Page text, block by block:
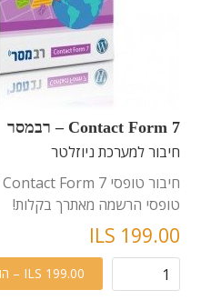
Contact Form 7 – רבמסר
חיבור למערכת ניוזלטר
טופסי הרשמה מאתרך בקלות!
ILS 199.00
ILS 199.00 – הוספה לסל